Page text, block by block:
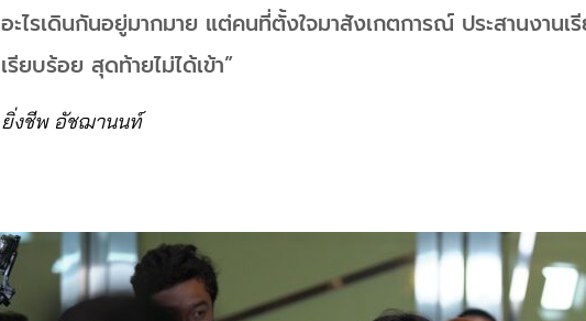
อะไรเดินกันอยู่มากมาย แต่คนที่ตั้งใจมาสังเกตการณ์ ประสานงา
เรียบร้อย สุดท้ายไม่ได้เข้า”
ยิ่งชีพ อัชฌานนท์